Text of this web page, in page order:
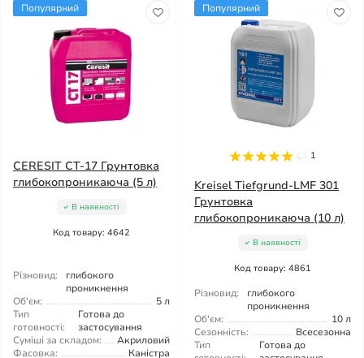
Популярний
CERESIT CT-17 Грунтовка
глибокопроникаюча (5 л)
В наявності
Код товару: 4642
Різновид:
глибокого
проникнення
Об'єм:
5 л
Тип
готовності:
Готова до
застосування
Суміші за складом:
Акриловий
Фасовка:
Каністра
Популярний
1
Kreisel Tiefgrund-LMF 301
Грунтовка
глибокопроникаюча (10 л)
В наявності
Код товару: 4861
Різновид:
глибокого
проникнення
Об'єм:
10 л
Сезонність:
Всесезонна
Тип
Готова до